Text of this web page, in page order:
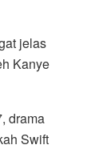
jelas
Kanye
drama
Swift